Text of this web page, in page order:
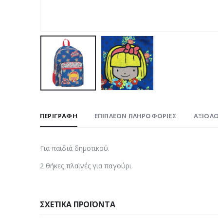
ΠΕΡΙΓΡΑΦΉ ΕΠΙΠΛΈΟΝ ΠΛΗΡΟΦΟΡΊΕΣ
Για παιδιά δημοτικού.
2 θήκες πλαϊνές για παγούρι.
ΣΧΕΤΙΚΆ ΠΡΟΪΌΝΤΑ